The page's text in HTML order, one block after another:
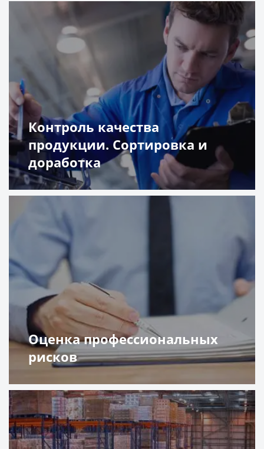
Подробнее
Контроль качества
продукции. Сортировка и
доработка
Оценка профессиональных
рисков
Подробнее